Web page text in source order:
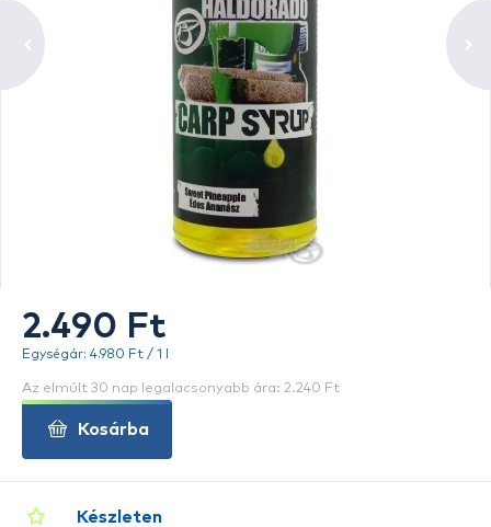
Készleten
2.490 Ft
Egységár: 4.980 Ft / 1 l
Az elmúlt 30 nap legalacsonyabb ára: 2.240 Ft
Kosárba